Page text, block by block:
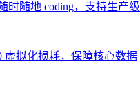
时随地 coding，支持生产级
虚拟化损耗，保障核心数据